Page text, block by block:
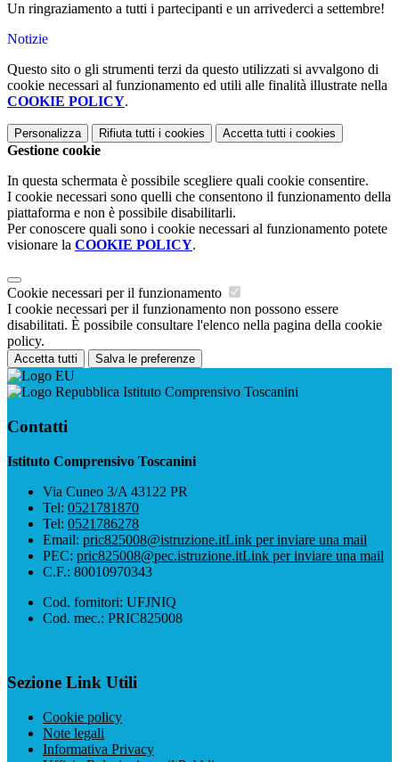
Un ringraziamento a tutti i partecipanti e un arrivederci a settembre!
Notizie
Questo sito o gli strumenti terzi da questo utilizzati si avvalgono di
cookie necessari al funzionamento ed utili alle finalità illustrate nella
COOKIE POLICY.
Personalizza Rifiuta tutti i cookies Accetta tutti i cookies
Gestione cookie
In questa schermata è possibile scegliere quali cookie consentire.
I cookie necessari sono quelli che consentono il funzionamento della
piattaforma e non è possibile disabilitarli.
Per conoscere quali sono i cookie necessari al funzionamento potete
visionare la COOKIE POLICY.
Cookie necessari per il funzionamento
I cookie necessari per il funzionamento non possono essere
disabilitati. È possibile consultare l'elenco nella pagina della cookie
policy.
Accetta tutti Salva le preferenze
Istituto Comprensivo Toscanini
Contatti
Istituto Comprensivo Toscanini
Via Cuneo 3/A 43122 PR
Tel: 0521781870
Tel: 0521786278
Email: pric825008@istruzione.itLink per inviare una mail
PEC: pric825008@pec.istruzione.itLink per inviare una mail
C.F.: 80010970343
Cod. fornitori: UFJNIQ
Cod. mec.: PRIC825008
Sezione Link Utili
Cookie policy
Note legali
Informativa Privacy